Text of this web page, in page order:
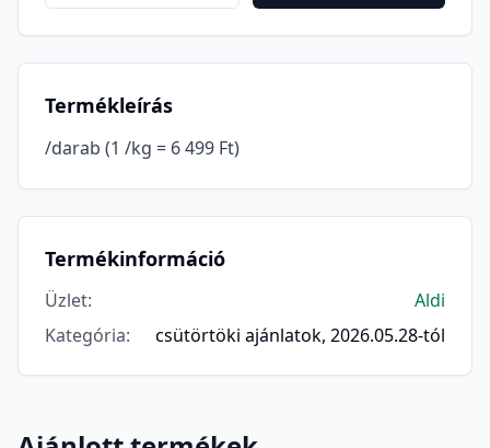
Termékleírás
/darab (1 /kg = 6 499 Ft)
Termékinformáció
Üzlet:
Aldi
Kategória: csütörtöki ajánlatok, 2026.05.28-tól